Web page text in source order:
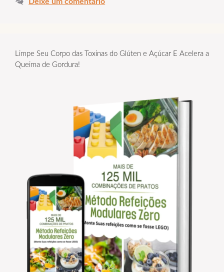
Limpe Seu Corpo das Toxinas do Glúten e Açúcar E Acelera a
Queima de Gordura!